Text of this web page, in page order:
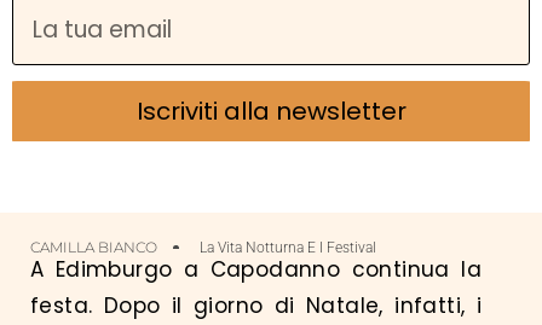
Iscriviti alla newsletter
CAMILLA BIANCO La Vita Notturna E I Festival
A Edimburgo a Capodanno continua la
festa. Dopo il giorno di Natale, infatti, i